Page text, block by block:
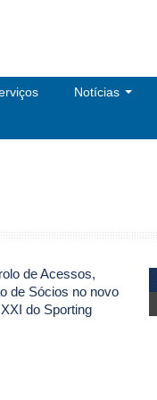
Notícias
de Acessos,
de Sócios no novo
do Sporting